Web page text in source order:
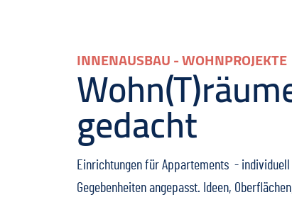
INNENAUSBAU - WOHNPROJEKTE
gedacht
Einrichtungen für Appartements - individuell
Gegebenheiten angepasst. Ideen,